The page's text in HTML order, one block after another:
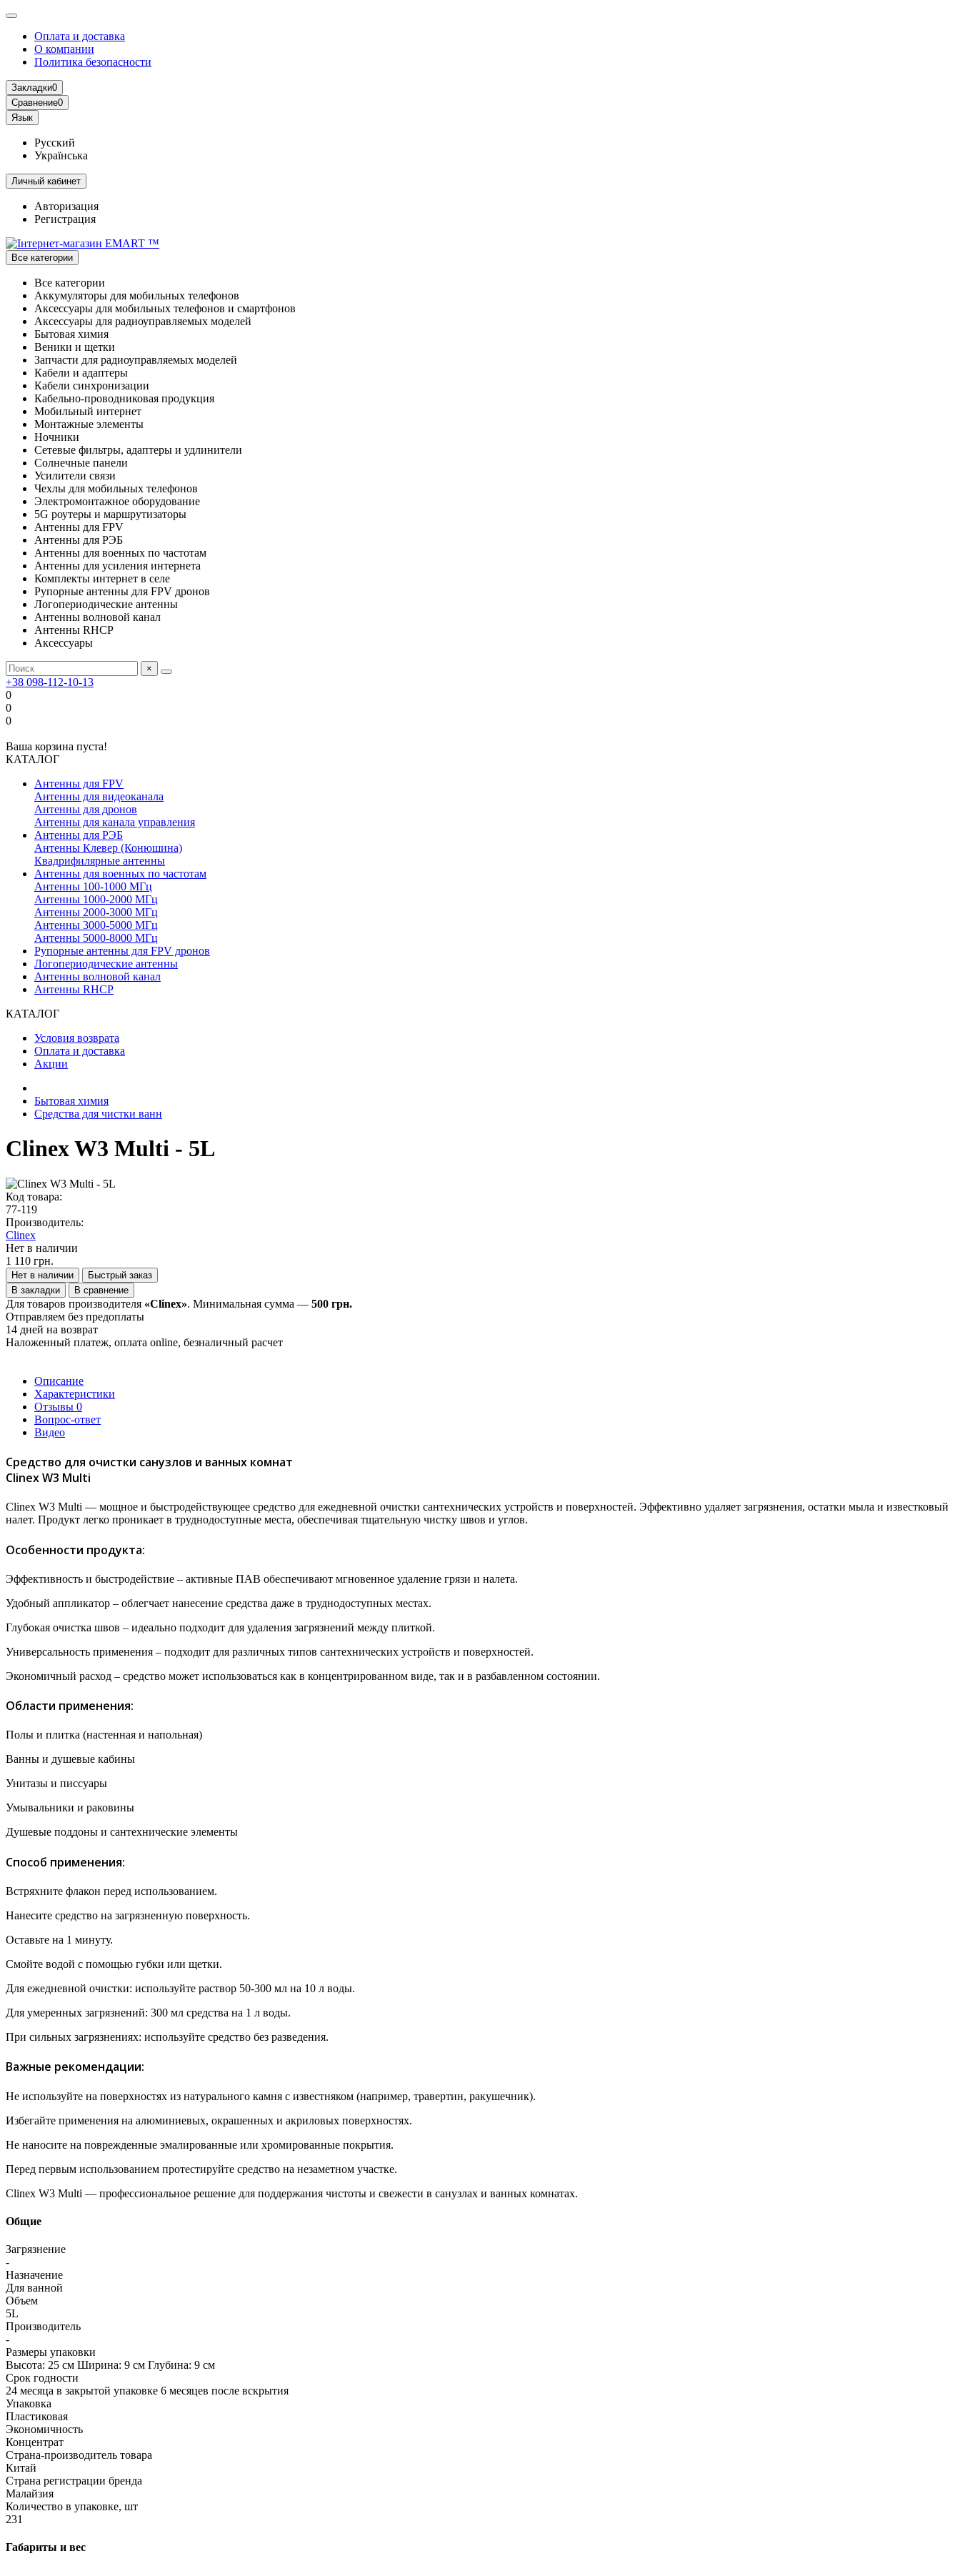
Оплата и доставка
О компании
Политика безопасности
Закладки0
Сравнение0
Язык
Русский
Українська
Личный кабинет
Авторизация
Регистрация
Все категории
Все категории
Аккумуляторы для мобильных телефонов
Аксессуары для мобильных телефонов и смартфонов
Аксессуары для радиоуправляемых моделей
Бытовая химия
Веники и щетки
Запчасти для радиоуправляемых моделей
Кабели и адаптеры
Кабели синхронизации
Кабельно-проводниковая продукция
Мобильный интернет
Монтажные элементы
Ночники
Сетевые фильтры, адаптеры и удлинители
Солнечные панели
Усилители связи
Чехлы для мобильных телефонов
Электромонтажное оборудование
5G роутеры и маршрутизаторы
Антенны для FPV
Антенны для РЭБ
Антенны для военных по частотам
Антенны для усиления интернета
Комплекты интернет в селе
Рупорные антенны для FPV дронов
Логопериодические антенны
Антенны волновой канал
Антенны RHCP
Аксессуары
×
+38 098-112-10-13
0
0
0
Ваша корзина пуста!
КАТАЛОГ
Антенны для FPV
Антенны для видеоканала
Антенны для дронов
Антенны для канала управления
Антенны для РЭБ
Антенны Клевер (Конюшина)
Квадрифилярные антенны
Антенны для военных по частотам
Антенны 100-1000 МГц
Антенны 1000-2000 МГц
Антенны 2000-3000 МГц
Антенны 3000-5000 МГц
Антенны 5000-8000 МГц
Рупорные антенны для FPV дронов
Логопериодические антенны
Антенны волновой канал
Антенны RHCP
КАТАЛОГ
Условия возврата
Оплата и доставка
Акции
Бытовая химия
Средства для чистки ванн
Clinex W3 Multi - 5L
Код товара:
77-119
Производитель:
Clinex
Нет в наличии
1 110 грн.
Нет в наличии
Быстрый заказ
В закладки
В сравнение
Для товаров производителя «Clinex». Минимальная сумма — 500 грн.
Отправляем без предоплаты
14 дней на возврат
Наложенный платеж, оплата online, безналичный расчет
Описание
Характеристики
Отзывы 0
Вопрос-ответ
Видео
Средство для очистки санузлов и ванных комнат
Clinex W3 Multi
Clinex W3 Multi — мощное и быстродействующее средство для ежедневной очистки сантехнических устройств и поверхностей. Эффективно удаляет загрязнения, остатки мыла и известковый
налет. Продукт легко проникает в труднодоступные места, обеспечивая тщательную чистку швов и углов.
Особенности продукта:
Эффективность и быстродействие – активные ПАВ обеспечивают мгновенное удаление грязи и налета.
Удобный аппликатор – облегчает нанесение средства даже в труднодоступных местах.
Глубокая очистка швов – идеально подходит для удаления загрязнений между плиткой.
Универсальность применения – подходит для различных типов сантехнических устройств и поверхностей.
Экономичный расход – средство может использоваться как в концентрированном виде, так и в разбавленном состоянии.
Области применения:
Полы и плитка (настенная и напольная)
Ванны и душевые кабины
Унитазы и писсуары
Умывальники и раковины
Душевые поддоны и сантехнические элементы
Способ применения:
Встряхните флакон перед использованием.
Нанесите средство на загрязненную поверхность.
Оставьте на 1 минуту.
Смойте водой с помощью губки или щетки.
Для ежедневной очистки: используйте раствор 50-300 мл на 10 л воды.
Для умеренных загрязнений: 300 мл средства на 1 л воды.
При сильных загрязнениях: используйте средство без разведения.
Важные рекомендации:
Не используйте на поверхностях из натурального камня с известняком (например, травертин, ракушечник).
Избегайте применения на алюминиевых, окрашенных и акриловых поверхностях.
Не наносите на поврежденные эмалированные или хромированные покрытия.
Перед первым использованием протестируйте средство на незаметном участке.
Clinex W3 Multi — профессиональное решение для поддержания чистоты и свежести в санузлах и ванных комнатах.
Общие
Загрязнение
-
Назначение
Для ванной
Объем
5L
Производитель
-
Размеры упаковки
Высота: 25 см Ширина: 9 см Глубина: 9 см
Срок годности
24 месяца в закрытой упаковке 6 месяцев после вскрытия
Упаковка
Пластиковая
Экономичность
Концентрат
Страна-производитель товара
Китай
Страна регистрации бренда
Малайзия
Количество в упаковке, шт
231
Габариты и вес